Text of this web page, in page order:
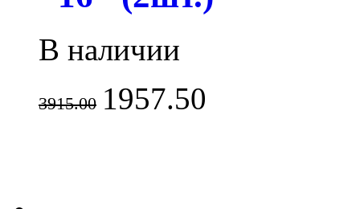
В наличии
3915.00 1957.50